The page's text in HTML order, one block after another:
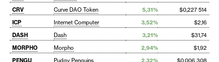
CRV
Curve DAO Token 5,31%
$0,227 514
ICP
Internet Computer 3,52%
$2,16
DASH
Dash 3,21%
$31,74
MORPHO
Morpho 2,94%
$1,92